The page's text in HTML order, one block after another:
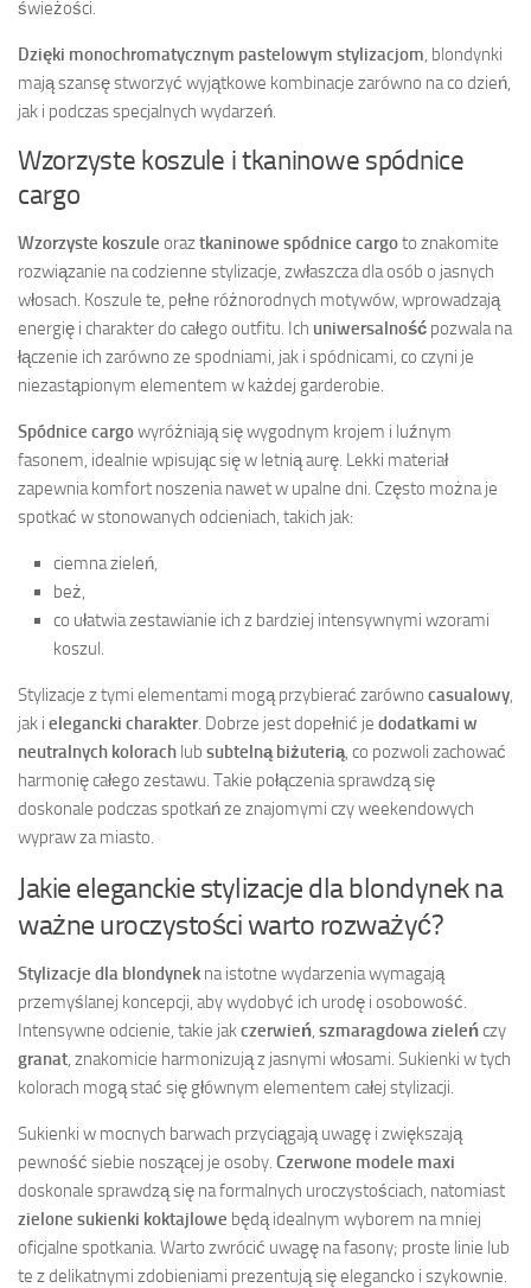
świeżości.
Dzięki monochromatycznym pastelowym stylizacjom, blondynki
mają szansę stworzyć wyjątkowe kombinacje zarówno na co dzień,
jak i podczas specjalnych wydarzeń.
Wzorzyste koszule i tkaninowe spódnice
cargo
Wzorzyste koszule oraztkaninowe spódnice cargoto znakomite
rozwiązanie na codzienne stylizacje, zwłaszcza dla osób o jasnych
włosach. Koszule te, pełne różnorodnych motywów, wprowadzają
energię i charakter do całego outfitu. Ich uniwersalność pozwala na
łączenie ich zarówno ze spodniami, jak i spódnicami, co czyni je
niezastąpionym elementem w każdej garderobie.
Spódnice cargowyróżniają się wygodnym krojem i luźnym
fasonem, idealnie wpisując się w letnią aurę. Lekki materiał
zapewnia komfort noszenia nawet w upalne dni. Często można je
spotkać w stonowanych odcieniach, takich jak:
ciemna zieleń,
beż,
co ułatwia zestawianie ich z bardziej intensywnymi wzorami
koszul.
Stylizacje z tymi elementami mogą przybierać zarówno casualowy,
jak i elegancki charakter. Dobrze jest dopełnić je dodatkami w
neutralnych kolorach lub subtelną biżuterią, co pozwoli zachować
harmonię całego zestawu. Takie połączenia sprawdzą się
doskonale podczas spotkań ze znajomymi czy weekendowych
wypraw za miasto.
Jakie eleganckie stylizacje dla blondynek na
ważne uroczystości warto rozważyć?
Stylizacje dla blondynek na istotne wydarzenia wymagają
przemyślanej koncepcji, aby wydobyć ich urodę i osobowość.
Intensywne odcienie, takie jakczerwień, szmaragdowa zieleńczy
granat, znakomicie harmonizują z jasnymi włosami. Sukienki w tych
kolorach mogą stać się głównym elementem całej stylizacji.
Sukienki w mocnych barwach przyciągają uwagę i zwiększają
pewność siebie noszącej je osoby. Czerwone modele maxi
doskonale sprawdzą się na formalnych uroczystościach, natomiast
zielone sukienki koktajlowe będą idealnym wyborem na mniej
oficjalne spotkania. Warto zwrócić uwagę na fasony; proste linie lub
te z delikatnymi zdobieniami prezentują się elegancko i szykownie.